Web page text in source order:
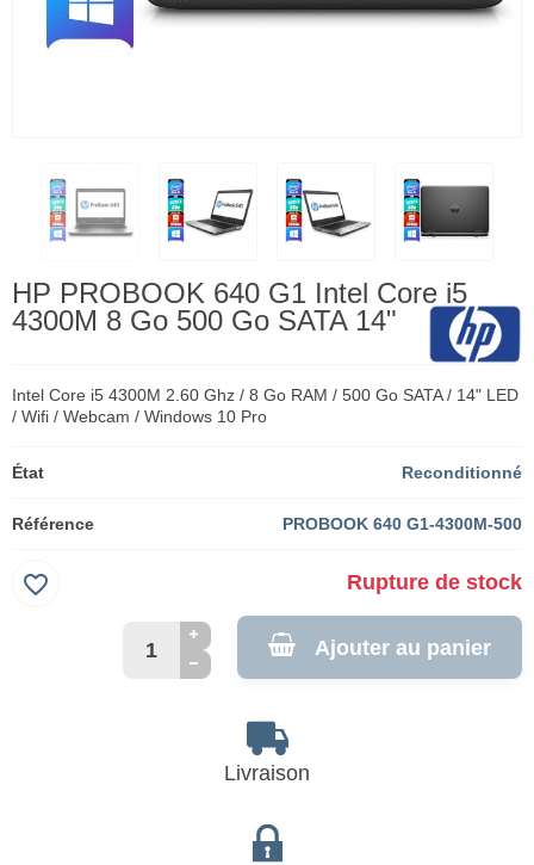
HP PROBOOK 640 G1 Intel Core i5
4300M 8 Go 500 Go SATA 14"
Intel Core i5 4300M 2.60 Ghz / 8 Go RAM / 500 Go SATA / 14" LED
/ Wifi / Webcam / Windows 10 Pro
État Reconditionné
Référence PROBOOK 640 G1-4300M-500
Rupture de stock
Ajouter au panier
favorite_border
Livraison